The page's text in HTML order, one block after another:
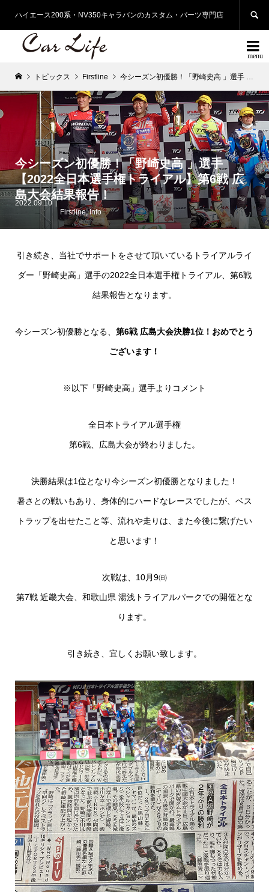
ハイエース200系・NV350キャラバンのカスタム・パーツ専門店 

トピックス Firstline 今シーズン初優勝！「野崎史高 」選手 【2022全日本選手権トライアル】第6戦 広島大会結果報告！
今シーズン初優勝！「野崎史高 」選手
【2022全日本選手権トライアル】第6戦 広
島大会結果報告！
2022.09.10
Firstline,Info
引き続き、当社でサポートをさせて頂いているトライアルライ
ダー「野崎史高」選手の2022全日本選手権トライアル、第6戦
結果報告となります。
今シーズン初優勝となる、 第6戦 広島大会決勝1位！おめでとう
ございます！
※以下「野崎史高」選手よりコメント
全日本トライアル選手権
第6戦、広島大会が終わりました。
決勝結果は1位となり今シーズン初優勝となりました！
暑さとの戦いもあり、身体的にハードなレースでしたが、ベス
トラップを出せたこと等、流れや走りは、また今後に繋げたい
と思います！
次戦は、10月9㈰
第7戦 近畿大会、和歌山県 湯浅トライアルパークでの開催とな
ります。
引き続き、宜しくお願い致します。